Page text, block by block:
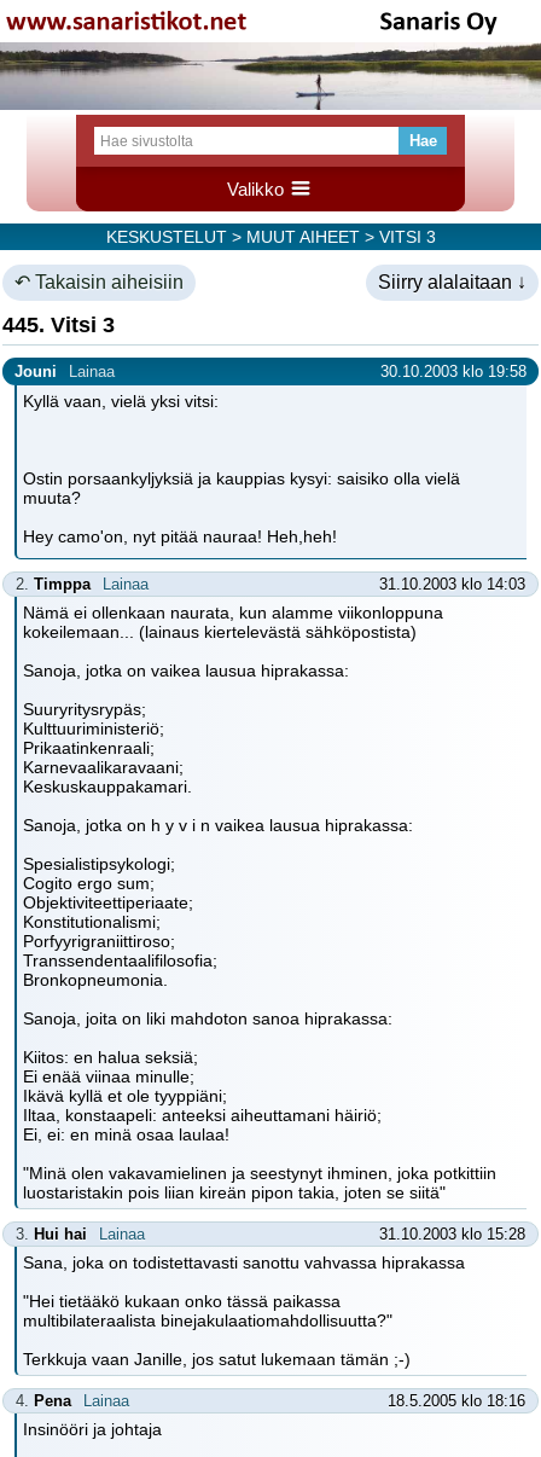
Valikko
KESKUSTELUT> MUUT AIHEET> VITSI 3
↶ Takaisin aiheisiin Siirry alalaitaan ↓
445. Vitsi 3
Jouni Lainaa 30.10.2003 klo 19:58
Kyllä vaan, vielä yksi vitsi:
Ostin porsaankyljyksiä ja kauppias kysyi: saisiko olla vielä
muuta?
Hey camo'on, nyt pitää nauraa! Heh,heh!
2. Timppa Lainaa 31.10.2003 klo 14:03
Nämä ei ollenkaan naurata, kun alamme viikonloppuna
kokeilemaan... (lainaus kiertelevästä sähköpostista)
Sanoja, jotka on vaikea lausua hiprakassa:
Suuryritysrypäs;
Kulttuuriministeriö;
Prikaatinkenraali;
Karnevaalikaravaani;
Keskuskauppakamari.
Sanoja, jotka on h y v i n vaikea lausua hiprakassa:
Spesialistipsykologi;
Cogito ergo sum;
Objektiviteettiperiaate;
Konstitutionalismi;
Porfyyrigraniittiroso;
Transsendentaalifilosofia;
Bronkopneumonia.
Sanoja, joita on liki mahdoton sanoa hiprakassa:
Kiitos: en halua seksiä;
Ei enää viinaa minulle;
Ikävä kyllä et ole tyyppiäni;
Iltaa, konstaapeli: anteeksi aiheuttamani häiriö;
Ei, ei: en minä osaa laulaa!
"Minä olen vakavamielinen ja seestynyt ihminen, joka potkittiin
luostaristakin pois liian kireän pipon takia, joten se siitä"
3. Hui hai Lainaa 31.10.2003 klo 15:28
Sana, joka on todistettavasti sanottu vahvassa hiprakassa
"Hei tietääkö kukaan onko tässä paikassa
multibilateraalista binejakulaatiomahdollisuutta?"
Terkkuja vaan Janille, jos satut lukemaan tämän ;-)
4. Pena Lainaa 18.5.2005 klo 18:16
Insinööri ja johtaja